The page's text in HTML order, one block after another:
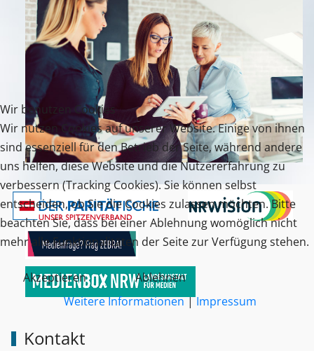
Kontakt
Wir benutzen Cookies
Wir nutzen Cookies auf unserer Website. Einige von ihnen
sind essenziell für den Betrieb der Seite, während andere
uns helfen, diese Website und die Nutzererfahrung zu
verbessern (Tracking Cookies). Sie können selbst
entscheiden, ob Sie die Cookies zulassen möchten. Bitte
beachten Sie, dass bei einer Ablehnung womöglich nicht
mehr alle Funktionalitäten der Seite zur Verfügung stehen.
Akzeptieren
Ablehnen
Weitere Informationen|Impressum